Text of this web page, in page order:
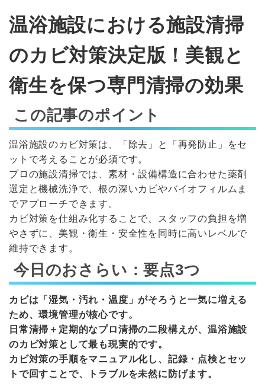
温浴施設における施設清掃
のカビ対策決定版！美観と
衛生を保つ専門清掃の効果
この記事のポイント
温浴施設のカビ対策は、「除去」と「再発防止」をセ
ットで考えることが必須です。
プロの施設清掃では、素材・設備構造に合わせた薬剤
選定と機械洗浄で、根の深いカビやバイオフィルムま
でアプローチできます。
カビ対策を仕組み化することで、スタッフの負担を増
やさずに、美観・衛生・安全性を同時に高いレベルで
維持できます。
今日のおさらい：要点3つ
カビは「湿気・汚れ・温度」がそろうと一気に増える
ため、環境管理が核心です。
日常清掃＋定期的なプロ清掃の二段構えが、温浴施設
のカビ対策として最も現実的です。
カビ対策の手順をマニュアル化し、記録・点検とセッ
トで回すことで、トラブルを未然に防げます。